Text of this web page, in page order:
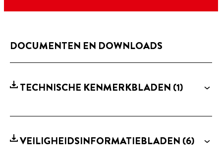
DOCUMENTEN EN DOWNLOADS
TECHNISCHE KENMERKBLADEN (1)
VEILIGHEIDSINFORMATIEBLADEN (6)